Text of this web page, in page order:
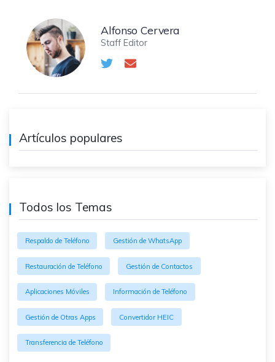
Alfonso Cervera
Staff Editor
Artículos populares
Todos los Temas
Respaldo de Teléfono Gestión de WhatsApp
Restauración de Teléfono Gestión de Contactos
Aplicaciones Móviles Información de Teléfono
Gestión de Otras Apps Convertidor HEIC
Transferencia de Teléfono